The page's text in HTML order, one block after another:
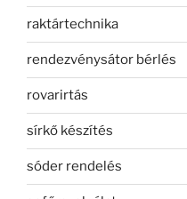
raktártechnika
rendezvénysátor bérlés
rovarirtás
sírkő készítés
sóder rendelés